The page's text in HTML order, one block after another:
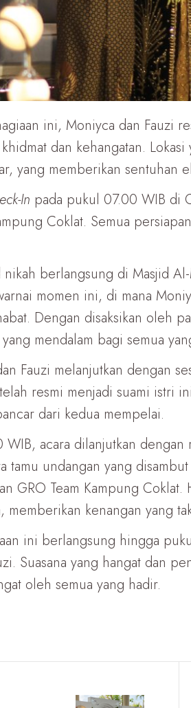
ini, Moniyca dan Fauzi
dan kehangatan.
yang memberikan sentuhan
In pada pukul 07.00 WIB di
Coklat. Semua
berlangsung di Masjid
momen ini, di mana
Dengan disaksikan oleh
mendalam bagi semua
Fauzi melanjutkan dengan
resmi menjadi suami istri
dari kedua mempelai.
acara dilanjutkan
undangan yang
GRO Team Kampung Coklat.
memberikan kenangan yang
ini berlangsung hingga
Suasana yang hangat dan
oleh semua yang hadir.